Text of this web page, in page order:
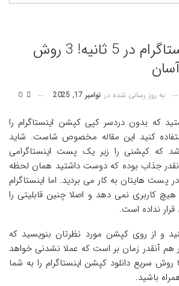
کپی کپشن اینستاگرام در 5 ثانیه! 3 روش
به روز رسانی شده در نوامبر 17, 2025
که بدون دردسر کپی کپشن اینستاگرام را
کنید این مقاله مخصوص شاست. شاید
که کپشنی را زیر یک پست اینستاگرامی
جذاب بوده که دوست داشتید همان لحظه
پست هایتان به کار می بردید. اما اینستاگرام
کاربری نمی دهد و اصلا چنین قابلیتی را
نداده است‌.
و از روی کپشن مورد نظرتان بنویسید که
هم آنقدر زمان بر است که عملا نشدنی خواهد
بود. ما در این بخش ۳ روش‌ سریع دانلود کپشن اینستاگرام را به شما
باشید.